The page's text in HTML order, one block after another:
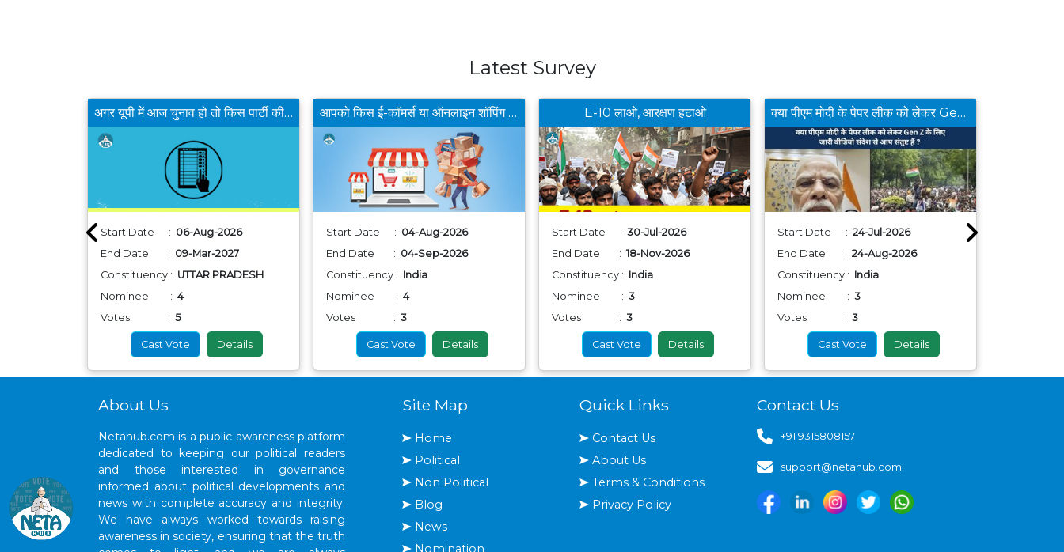
Latest Survey
अगर यूपी में आज चुनाव हो तो किस पार्टी की सरकार बनेगी ?
Start Date : 06-Aug-2026
End Date : 09-Mar-2027
Constituency : UTTAR PRADESH
Nominee : 4
Votes : 5
Cast Vote Details
आपको किस ई-कॉमर्स या ऑनलाइन शॉपिंग ऐप से खरीददारी करना सबसे फायदेमंद लगता है ?
Start Date : 04-Aug-2026
End Date : 04-Sep-2026
Constituency : India
Nominee : 4
Votes : 3
Cast Vote Details
E-10 लाओ, आरक्षण हटाओ
Start Date : 30-Jul-2026
End Date : 18-Nov-2026
Constituency : India
Nominee : 3
Votes : 3
Cast Vote Details
क्या पीएम मोदी के पेपर लीक को लेकर Gen Z के लिए जारी वीडियो संदेश से आप संतुष्ट हैं ?
Start Date : 24-Jul-2026
End Date : 24-Aug-2026
Constituency : India
Nominee : 3
Votes : 3
Cast Vote Details
About Us
Netahub.com is a public awareness platform
dedicated to keeping our political readers
and those interested in governance
informed about political developments and
news with complete accuracy and integrity.
We have always worked towards raising
awareness in society, ensuring that the truth
Site Map
Home
Political
Non Political
Blog
News
Nomination
Quick Links
Contact Us
About Us
Terms & Conditions
Privacy Policy
Contact Us
+91 9315808157
support@netahub.com